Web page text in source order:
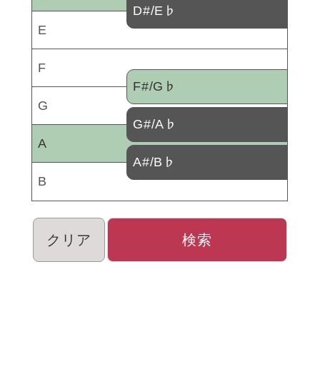
D#/E♭
E
F
F#/G♭
G
G#/A♭
A
A#/B♭
B
クリア 検索